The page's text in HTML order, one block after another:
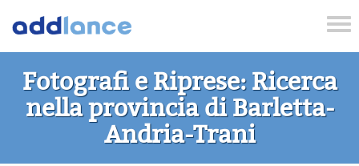
Fotografi e Riprese: Ricerca
nella provincia di Barletta-
Andria-Trani